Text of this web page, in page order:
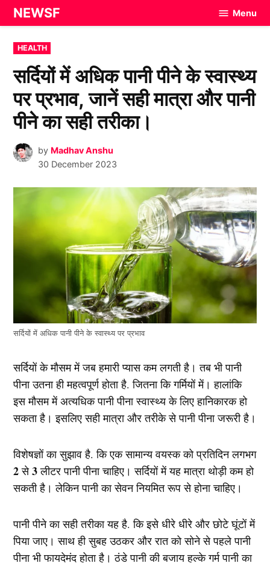
Skip
to
content
NEWSF Menu
POSTED
IN
HEALTH
सर्दियों में अधिक पानी पीने के स्वास्थ्य
पर प्रभाव, जानें सही मात्रा और पानी
पीने का सही तरीका।
by Madhav Anshu
30 December 2023
सर्दियों में अधिक पानी पीने के स्वास्थ्य पर प्रभाव
सर्दियों के मौसम में जब हमारी प्यास कम लगती है। तब भी पानी
पीना उतना ही महत्वपूर्ण होता है. जितना कि गर्मियों में। हालांकि
इस मौसम में अत्यधिक पानी पीना स्वास्थ्य के लिए हानिकारक हो
सकता है। इसलिए सही मात्रा और तरीके से पानी पीना जरूरी है।
विशेषज्ञों का सुझाव है. कि एक सामान्य वयस्क को प्रतिदिन लगभग
2से3लीटर पानी पीना चाहिए। सर्दियों में यह मात्रा थोड़ी कम हो
सकती है। लेकिन पानी का सेवन नियमित रूप से होना चाहिए।
पानी पीने का सही तरीका यह है. कि इसे धीरे धीरे और छोटे घूंटों में
पिया जाए। साथ ही सुबह उठकर और रात को सोने से पहले पानी
पीना भी फायदेमंद होता है। ठंडे पानी की बजाय हल्के गर्म पानी का